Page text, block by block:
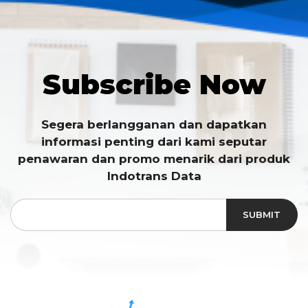
Subscribe Now
Segera berlangganan dan dapatkan
informasi penting dari kami seputar
penawaran dan promo menarik dari produk
Indotrans Data
SUBMIT